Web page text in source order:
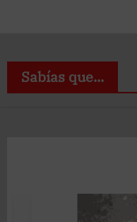
Sabías que...